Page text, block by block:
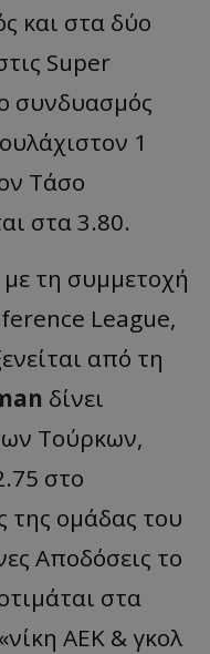
και στα δύο
Super
συνδυασμός
1
Τάσο
στα 3.80.
τη συμμετοχή
League,
από τη
δίνει
Τούρκων,
στο
της ομάδας του
Αποδόσεις το
στα
ΑΕΚ & γκολ